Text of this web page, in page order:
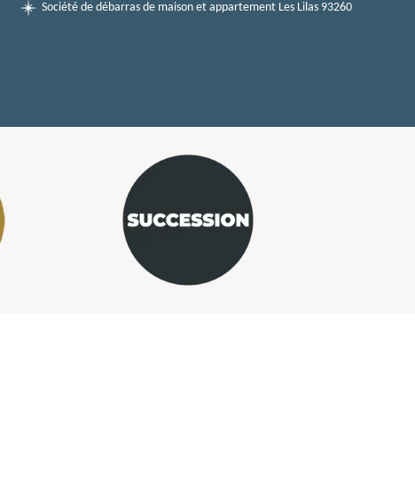
Société de débarras de maison et appartement Les Lilas 93260